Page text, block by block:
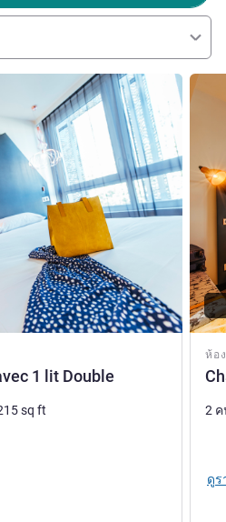
for your comfort and well-
โรงแรม
1 lit Double
sq ft
ห้อ
ดูราย
2
ดูร